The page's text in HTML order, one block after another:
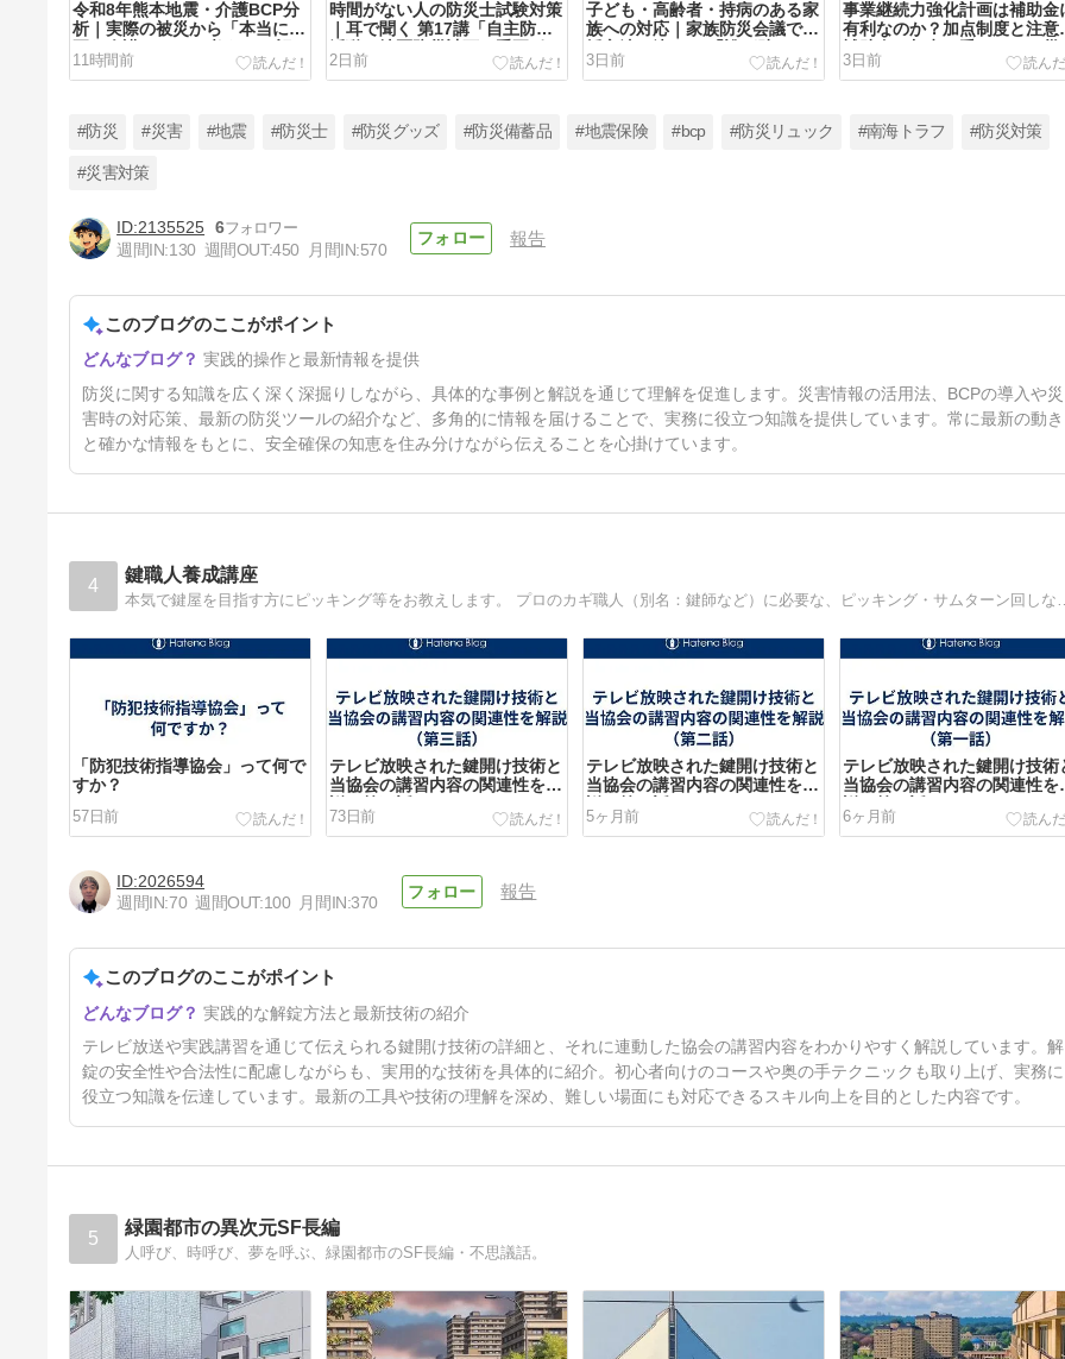
令和8年熊本地震・介護BCP分
析｜実際の被災から「本当に必
要な介護BCP」を考える30記
事まとめページ ―令和8年熊本
地震・介護BCP分析シリーズ
11時間前
時間がない人の防災士試験対策
｜耳で聞く 第17講「自主防災
活動と地区防災計画」重要ポイ
ント【ポッドキャストブログ】
2026.8.6更新
2日前
子ども・高齢者・持病のある家
族への対応｜家族防災会議で支
援方法を決める 「誰が助ける
か」だけでは足りない――家族
一人ひとりの必要を洗い出す個
3日前
事業継続力強化計画は補助金
有利なのか？加点制度と注意
補助金の加点を受けても、災
対応力が加点されるわけでは
い―「全国対応情報」事業継
更新
3日前
暑さ寒さ対策（体育館避難の現
実）｜令和8年熊本地震から考
香川レジリエンス防災ポータル
サイト 2026.8.4更新
#防災 #災害 #地震 #防災士 #防災グッズ #防災備蓄品 #地震保険 #bcp #防災リュック #南海トラフ #防災対策
#災害対策
2135525 6
週間IN:130 週間OUT:450 月間IN:570
報告
このブログのここがポイント
実践的操作と最新情報を提供
防災に関する知識を広く深く深掘りしながら、具体的な事例と解説を通じて理解を促進します。災害情報の活用法、BCPの導入や災
害時の対応策、最新の防災ツールの紹介など、多角的に情報を届けることで、実務に役立つ知識を提供しています。常に最新の動き
と確かな情報をもとに、安全確保の知恵を住み分けながら伝えることを心掛けています。
4 鍵職人養成講座
本気で鍵屋を目指す方にピッキング等をお教えします。 プロのカギ職人（別
「防犯技術指導協会」って何で
すか？
57日前
テレビ放映された鍵開け技術と
当協会の講習内容の関連性を解
説（第三話）
73日前
テレビ放映された鍵開け技術と
当協会の講習内容の関連性を解
説（第二話）
5ヶ月前
テレビ放映された鍵開け技術
当協会の講習内容の関連性を
説（第一話）
6ヶ月前
座」も実施しています。
8ヶ月前
2026594
週間IN:70 週間OUT:100 月間IN:370
報告
このブログのここがポイント
実践的な解錠方法と最新技術の紹介
テレビ放送や実践講習を通じて伝えられる鍵開け技術の詳細と、それに連動した協会の講習内容をわかりやすく解説しています。解
錠の安全性や合法性に配慮しながらも、実用的な技術を具体的に紹介。初心者向けのコースや奥の手テクニックも取り上げ、実務に
役立つ知識を伝達しています。最新の工具や技術の理解を深め、難しい場面にも対応できるスキル向上を目的とした内容です。
5 緑園都市の異次元SF長編
人呼び、時呼び、夢を呼ぶ、緑園都市のSF長編・不思議話。